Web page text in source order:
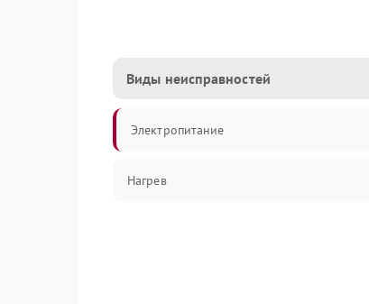
Виды неисправностей
Электропитание
Нагрев